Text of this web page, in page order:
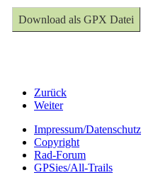
Download als GPX Datei
Zurück
Weiter
Impressum/Datenschutz
Copyright
Rad-Forum
GPSies/All-Trails